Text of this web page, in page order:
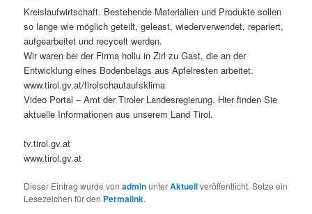
Kreislaufwirtschaft. Bestehende Materialien und Produkte sollen
so lange wie möglich geteilt, geleast, wiederverwendet, repariert,
aufgearbeitet und recycelt werden.
Wir waren bei der Firma hollu in Zirl zu Gast, die an der
Entwicklung eines Bodenbelags aus Apfelresten arbeitet.
www.tirol.gv.at/tirolschautaufsklima
Video Portal – Amt der Tiroler Landesregierung. Hier finden Sie
aktuelle Informationen aus unserem Land Tirol.
tv.tirol.gv.at
www.tirol.gv.at
Dieser Eintrag wurde vonadminunterAktuellveröffentlicht. Setze ein
Lesezeichen für den Permalink.